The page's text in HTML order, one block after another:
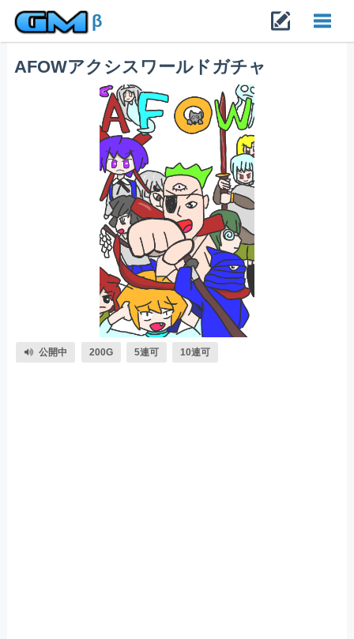
β
AFOWアクシスワールドガチャ
公開中 200G 5連可 10連可